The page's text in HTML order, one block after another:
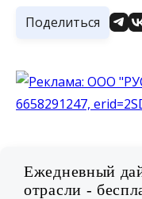
Поделиться
Ежедневный
отрасли -